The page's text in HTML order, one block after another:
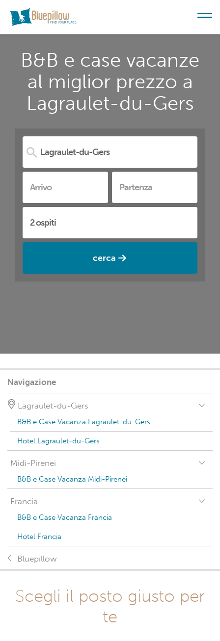
B&B e case vacanze
al miglior prezzo a
Lagraulet-du-Gers
cerca
Navigazione
Lagraulet-du-Gers
B&B e Case Vacanza Lagraulet-du-Gers
Hotel Lagraulet-du-Gers
Midi-Pirenei
B&B e Case Vacanza Midi-Pirenei
Francia
B&B e Case Vacanza Francia
Hotel Francia
Bluepillow
Scegli il posto giusto per
te